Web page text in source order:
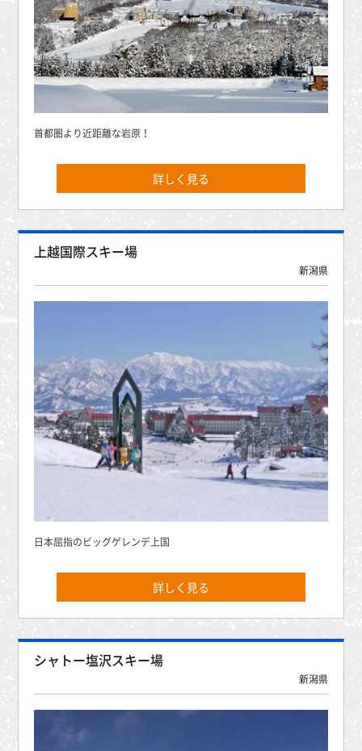
首都圏より近距離な岩原！
詳しく見る
上越国際スキー場
新潟県
日本屈指のビッグゲレンデ上国
詳しく見る
シャトー塩沢スキー場
新潟県